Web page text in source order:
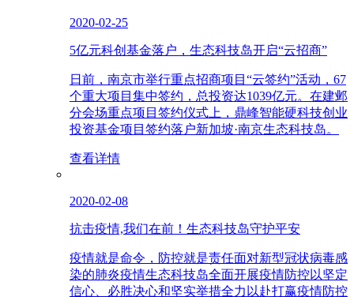
2020-02-25
5亿元科创基金落户，生态科技岛开启“云招商”
日前，南京市举行重点招商项目“云签约”活动，67
个重大项目集中签约，总投资达1039亿元。在建邺
分会场重点项目签约仪式上，鼎峰智能硬科技创业
投资基金项目签约落户新加坡·南京生态科技岛。
查看详情
2020-02-08
抗击疫情,我们在前！生态科技岛守护平安
疫情就是命令，防控就是责任面对新型冠状病毒感
染的肺炎疫情生态科技岛全面开展疫情防控以坚定
信心、必胜决心和坚实举措全力以赴打赢疫情防控